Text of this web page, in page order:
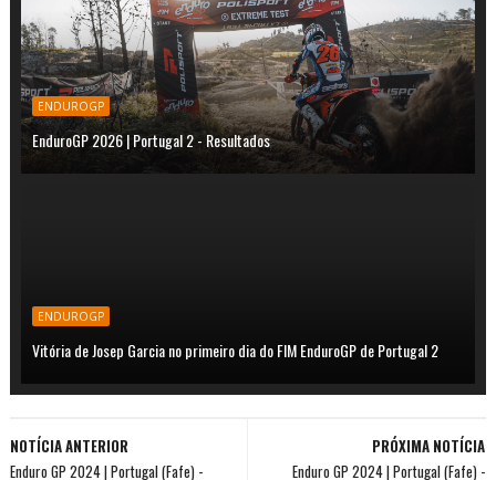
ENDUROGP
EnduroGP 2026 | Portugal 2 - Resultados
ENDUROGP
Vitória de Josep Garcia no primeiro dia do FIM EnduroGP de Portugal 2
PRÓXIMA NOTÍCIA
Enduro GP 2024 | Portugal (Fafe) -
NOTÍCIA ANTERIOR
Enduro GP 2024 | Portugal (Fafe) -